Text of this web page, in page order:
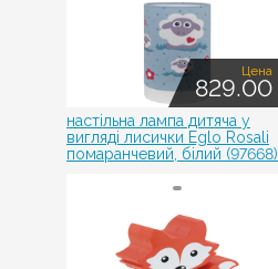
Цена
829.00
настільна лампа дитяча у
вигляді лисички Eglo Rosali
помаранчевий, білий (97668)